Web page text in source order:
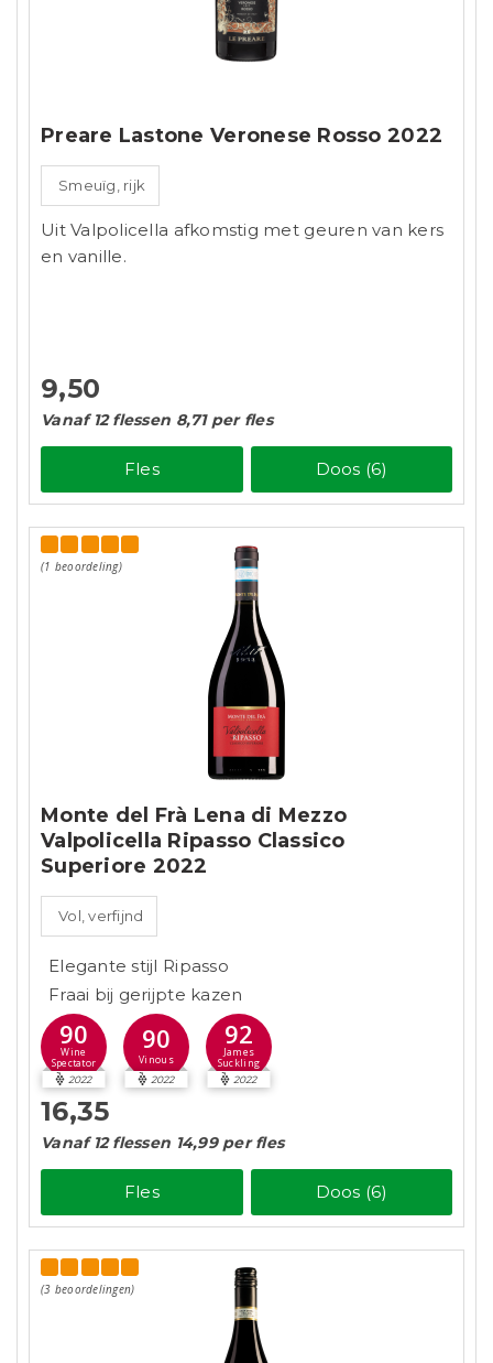
Preare Lastone Veronese Rosso 2022
Smeuïg, rijk
Uit Valpolicella afkomstig met geuren van kers
en vanille.
9,50
Vanaf 12 flessen 8,71 per fles
Fles Doos (6)
(1 beoordeling)
Monte del Frà Lena di Mezzo
Valpolicella Ripasso Classico
Superiore 2022
Vol, verfijnd
Elegante stijl Ripasso
Fraai bij gerijpte kazen
90
Wine
Spectator
2022
90
Vinous
2022
92
James
Suckling
2022
16,35
Vanaf 12 flessen 14,99 per fles
Fles Doos (6)
(3 beoordelingen)